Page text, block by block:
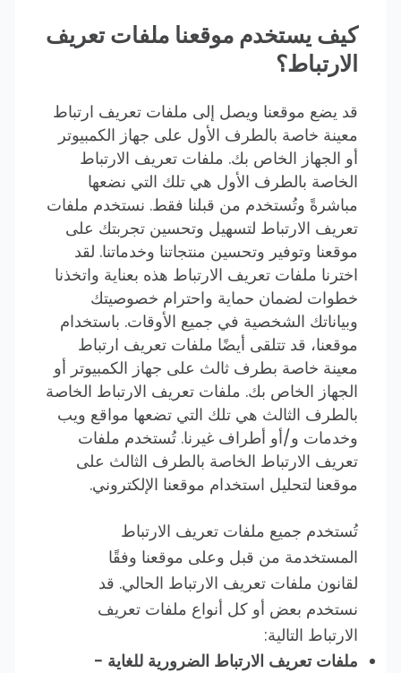
كيف يستخدم موقعنا ملفات تعريف
الارتباط؟
قد يضع موقعنا ويصل إلى ملفات تعريف ارتباط
معينة خاصة بالطرف الأول على جهاز الكمبيوتر
أو الجهاز الخاص بك. ملفات تعريف الارتباط
الخاصة بالطرف الأول هي تلك التي نضعها
مباشرةً وتُستخدم من قبلنا فقط. نستخدم ملفات
تعريف الارتباط لتسهيل وتحسين تجربتك على
موقعنا وتوفير وتحسين منتجاتنا وخدماتنا. لقد
اخترنا ملفات تعريف الارتباط هذه بعناية واتخذنا
خطوات لضمان حماية واحترام خصوصيتك
وبياناتك الشخصية في جميع الأوقات. باستخدام
موقعنا، قد تتلقى أيضًا ملفات تعريف ارتباط
معينة خاصة بطرف ثالث على جهاز الكمبيوتر أو
الجهاز الخاص بك. ملفات تعريف الارتباط الخاصة
بالطرف الثالث هي تلك التي تضعها مواقع ويب
وخدمات و/أو أطراف غيرنا. تُستخدم ملفات
تعريف الارتباط الخاصة بالطرف الثالث على
موقعنا لتحليل استخدام موقعنا الإلكتروني.
تُستخدم جميع ملفات تعريف الارتباط
المستخدمة من قبل وعلى موقعنا وفقًا
لقانون ملفات تعريف الارتباط الحالي. قد
نستخدم بعض أو كل أنواع ملفات تعريف
الارتباط التالية:
ملفات تعريف الارتباط الضرورية للغاية -